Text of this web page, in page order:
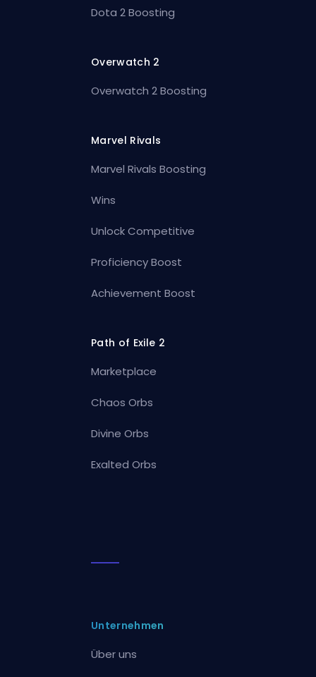
Dota 2 Boosting
Overwatch 2
Overwatch 2 Boosting
Marvel Rivals
Marvel Rivals Boosting
Wins
Unlock Competitive
Proficiency Boost
Achievement Boost
Path of Exile 2
Marketplace
Chaos Orbs
Divine Orbs
Exalted Orbs
Unternehmen
Über uns